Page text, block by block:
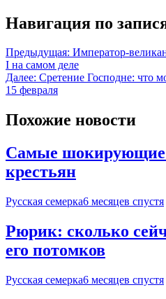
Навигация по
Предыдущая: Император-
I на самом деле
Далее: Сретение Господне: что
15 февраля
Похожие новости
Самые шокирующие
крестьян
Русская семерка6 месяцев спустя
Рюрик: сколько
его потомков
Русская семерка6 месяцев спустя